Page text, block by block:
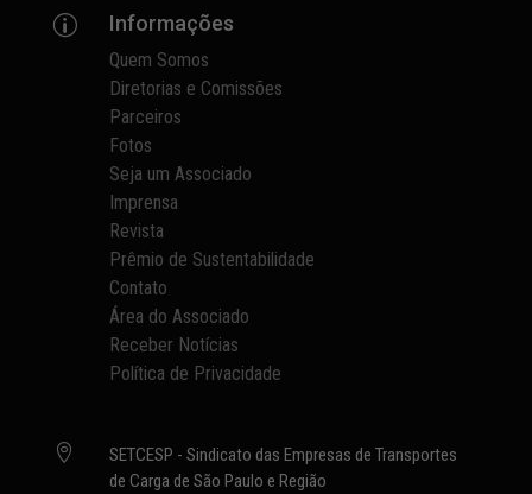
p Informações
Quem Somos
Diretorias e Comissões
Parceiros
Fotos
Seja um Associado
Imprensa
Revista
Prêmio de Sustentabilidade
Contato
Área do Associado
Receber Notícias
Política de Privacidade

SETCESP - Sindicato das Empresas de Transportes
de Carga de São Paulo e Região